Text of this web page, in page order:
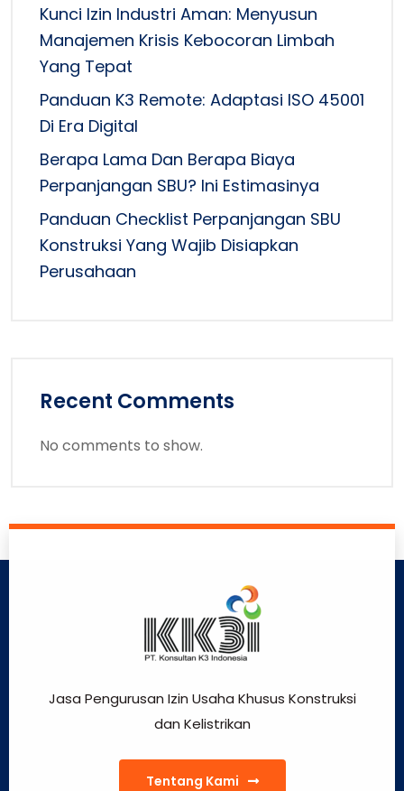
Kunci Izin Industri Aman: Menyusun
Manajemen Krisis Kebocoran Limbah
Yang Tepat
Panduan K3 Remote: Adaptasi ISO 45001
Di Era Digital
Berapa Lama Dan Berapa Biaya
Perpanjangan SBU? Ini Estimasinya
Panduan Checklist Perpanjangan SBU
Konstruksi Yang Wajib Disiapkan
Perusahaan
Recent Comments
No comments to show.
Jasa Pengurusan Izin Usaha Khusus Konstruksi
dan Kelistrikan
Tentang Kami